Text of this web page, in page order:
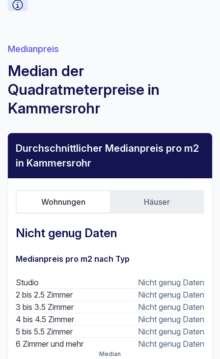
Medianpreis
Median der
Quadratmeterpreise in
Kammersrohr
Durchschnittlicher Medianpreis pro m2
in Kammersrohr
Nicht genug Daten
Wohnungen Häuser
Medianpreis pro m2 nach Typ
Studio
Nicht genug Daten
2 bis 2.5 Zimmer
Nicht genug Daten
3 bis 3.5 Zimmer
Nicht genug Daten
4 bis 4.5 Zimmer
Nicht genug Daten
5 bis 5.5 Zimmer
Nicht genug Daten
6 Zimmer und mehr
Nicht genug Daten
Median